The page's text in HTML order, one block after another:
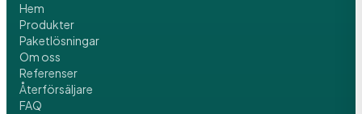
Hem
Produkter
Paketlösningar
Om oss
Referenser
Återförsäljare
FAQ